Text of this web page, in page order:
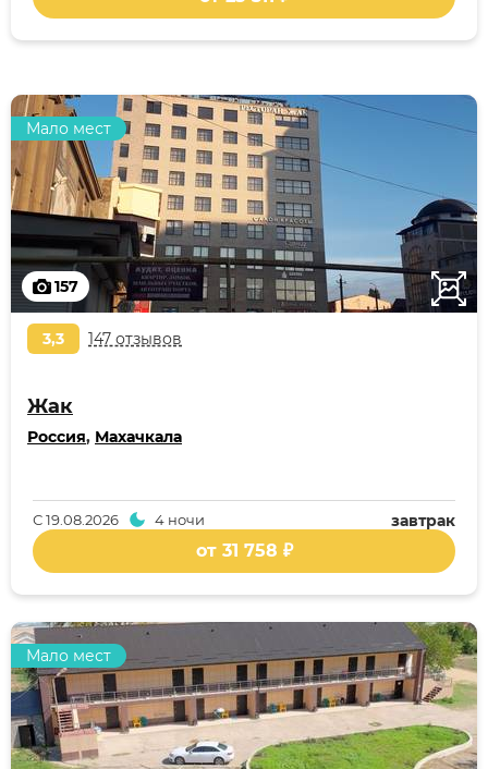
157
Мало мест
3,3 147 отзывов
Жак
Россия, Махачкала
завтрак
С19.08.2026 4 ночи
от 31 758 ₽
Мало мест